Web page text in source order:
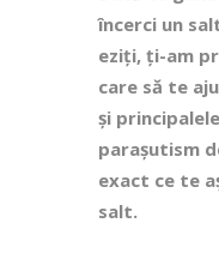
încerci un
eziți, ți-am
care să te
și principalele
parașutism
exact ce te
salt.